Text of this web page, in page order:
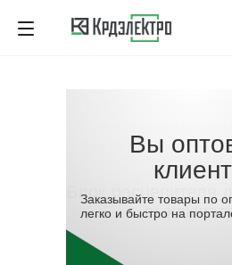
Блок расцепителя для
Блок расцепителя
Вы
Заказывайте товары по
легко и быстро на